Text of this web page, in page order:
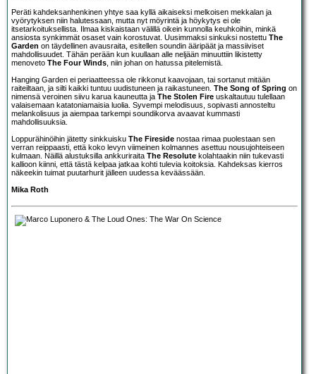
Peräti kahdeksanhenkinen yhtye saa kyllä aikaiseksi melkoisen mekkalan ja
vyörytyksen niin halutessaan, mutta nyt möyrintä ja höykytys ei ole
itsetarkoituksellista. Ilmaa kiskaistaan välillä oikein kunnolla keuhkoihin, minkä
ansiosta synkimmät osaset vain korostuvat. Uusimmaksi sinkuksi nostettu The
Garden on täydellinen avausraita, esitellen soundin ääripäät ja massiiviset
mahdollisuudet. Tähän perään kun kuullaan alle neljään minuuttiin likistetty
menoveto The Four Winds , niin johan on hatussa pitelemistä.
Hanging Garden ei periaatteessa ole rikkonut kaavojaan, tai sortanut mitään
raiteiltaan, ja silti kaikki tuntuu uudistuneen ja raikastuneen. The Song of Spring on
nimensä veroinen siivu karua kauneutta ja The Stolen Fire uskaltautuu tulellaan
valaisemaan katatoniamaisia luolia. Syvempi melodisuus, sopivasti annosteltu
melankolisuus ja aiempaa tarkempi soundikorva avaavat kummasti
mahdollisuuksia.
Loppurähinöihin jätetty sinkkuisku The Fireside nostaa rimaa puolestaan sen
verran reippaasti, että koko levyn viimeinen kolmannes asettuu nousujohteiseen
kulmaan. Näillä alustuksilla ankkuriraita The Resolute kolahtaakin niin tukevasti
kallioon kiinni, että tästä kelpaa jatkaa kohti tulevia koitoksia. Kahdeksas kierros
näkeekin tuimat puutarhurit jälleen uudessa keväässään.
Mika Roth